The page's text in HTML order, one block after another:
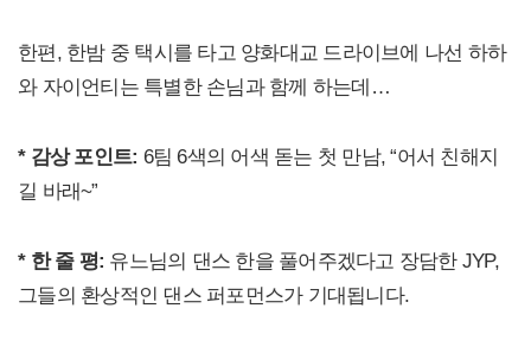
한편, 한밤 중 택시를 타고 양화대교 드라이브에 나선 하하
와 자이언티는 특별한 손님과 함께 하는데…
* 감상 포인트: 6팀 6색의 어색 돋는 첫 만남, “어서 친해지
길 바래~”
* 한 줄 평: 유느님의 댄스 한을 풀어주겠다고 장담한 JYP,
그들의 환상적인 댄스 퍼포먼스가 기대됩니다.